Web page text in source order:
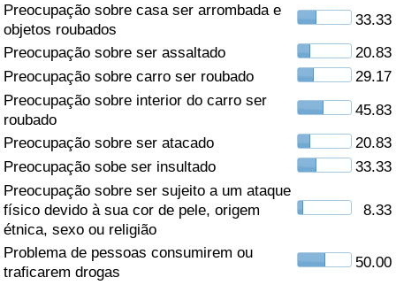
Preocupação sobre casa ser arrombada e
objetos roubados
33.33
Preocupação sobre ser assaltado
20.83
Preocupação sobre carro ser roubado
29.17
Preocupação sobre interior do carro ser
roubado
45.83
Preocupação sobre ser atacado
20.83
Preocupação sobe ser insultado
33.33
Preocupação sobre ser sujeito a um ataque
físico devido à sua cor de pele, origem
étnica, sexo ou religião
8.33
Problema de pessoas consumirem ou
traficarem drogas
50.00
Saúde
Indicador de Saúde (Atual)
Indicador de Saúde
Indicador de Saúde por País
Poluição
Indicador de Poluição (Atual)